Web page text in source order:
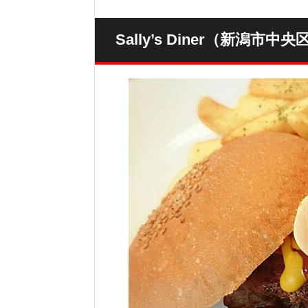
Sally’s Diner（新潟市中央